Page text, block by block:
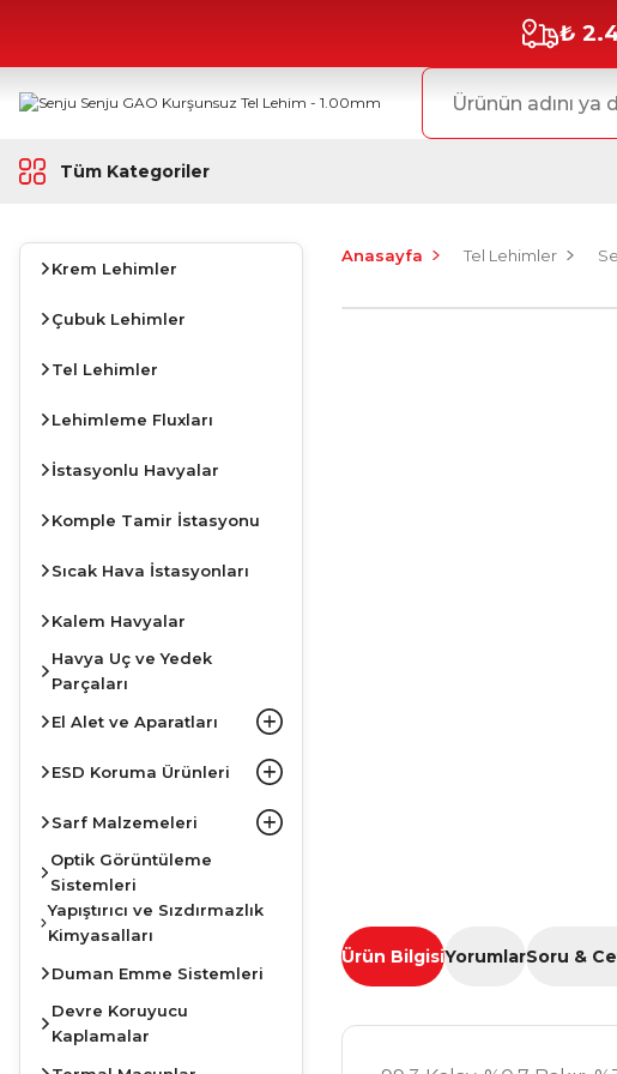
₺
Tüm Kategoriler
Krem Lehimler
Çubuk Lehimler
Tel Lehimler
Lehimleme Fluxları
İstasyonlu Havyalar
Komple Tamir İstasyonu
Sıcak Hava İstasyonları
Kalem Havyalar
Havya Uç ve Yedek
Parçaları
El Alet ve Aparatları
ESD Koruma Ürünleri
Sarf Malzemeleri
Optik Görüntüleme
Sistemleri
Yapıştırıcı ve Sızdırmazlık
Kimyasalları
Duman Emme Sistemleri
Devre Koruyucu
Kaplamalar
Anasayfa Tel Lehimler
Ürün BilgisiYorumlarSoru &